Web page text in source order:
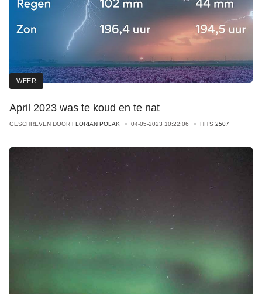
WEER
April 2023 was te koud en te nat
GESCHREVEN DOOR FLORIAN POLAK 04-05-2023 10:22:06 HITS 2507